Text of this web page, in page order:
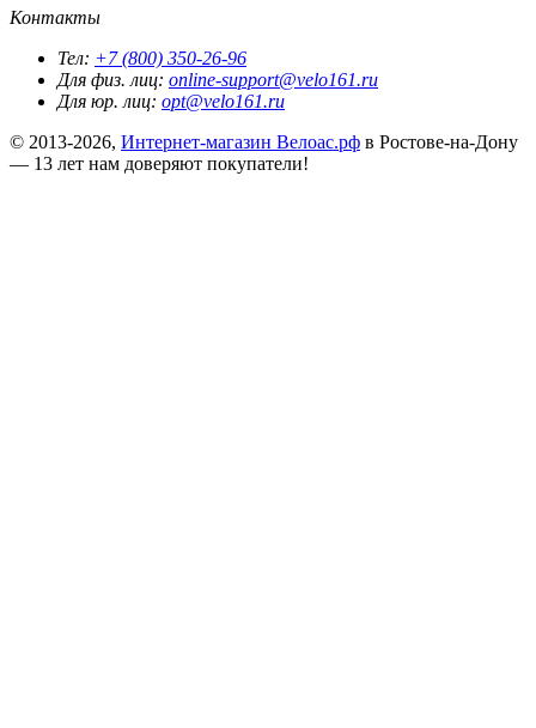
Контакты
Тел: +7 (800) 350-26-96
Для физ. лиц: online-support@velo161.ru
Для юр. лиц: opt@velo161.ru
© 2013-2026, Интернет-магазин Велоас.рф в Ростове-на-Дону
— 13 лет нам доверяют покупатели!